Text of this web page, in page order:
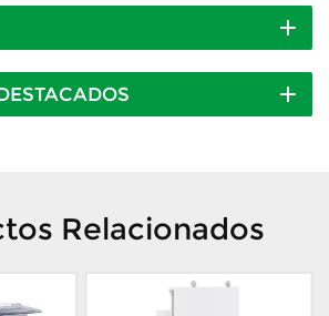
Relacionados